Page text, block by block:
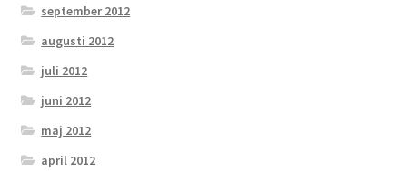
september 2012
augusti 2012
juli 2012
juni 2012
maj 2012
april 2012